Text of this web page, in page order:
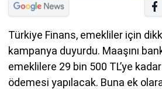
Türkiye Finans, emekliler için
kampanya duyurdu. Maaşını
emeklilere 29 bin 500 TL’ye
ödemesi yapılacak. Buna ek